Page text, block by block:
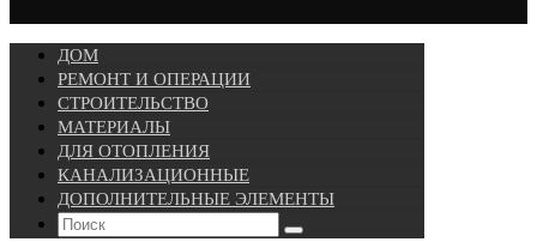
ДОМ
РЕМОНТ И ОПЕРАЦИИ
СТРОИТЕЛЬСТВО
МАТЕРИАЛЫ
ДЛЯ ОТОПЛЕНИЯ
КАНАЛИЗАЦИОННЫЕ
ДОПОЛНИТЕЛЬНЫЕ ЭЛЕМЕНТЫ